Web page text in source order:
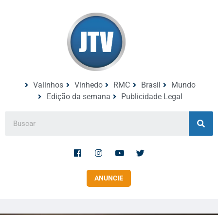
Valinhos Vinhedo RMC Brasil
Mundo
Edição da semana
Publicidade Legal
ANUNCIE